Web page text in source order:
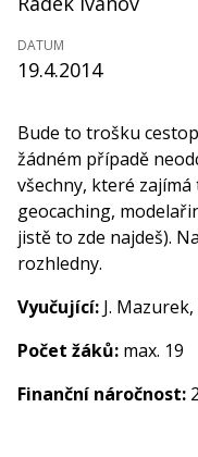
DATUM
19.4.2014
Bude to trošku
žádném případě
všechny, které
geocaching,
jistě to zde najdeš).
rozhledny.
Vyučující: J.
Počet žáků: max. 19
Finanční náročnost: